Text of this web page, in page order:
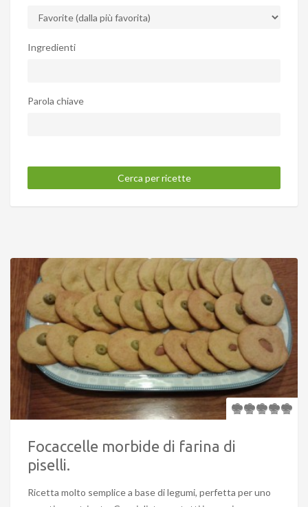
Ingredienti
Parola chiave
Cerca per ricette
Focaccelle morbide di farina di
piselli.
Ricetta molto semplice a base di legumi, perfetta per uno